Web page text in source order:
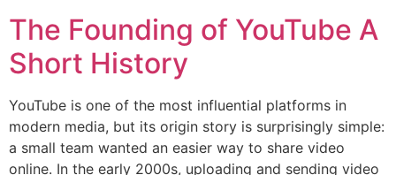
The Founding of YouTube A
Short History
YouTube is one of the most influential platforms in
modern media, but its origin story is surprisingly simple:
a small team wanted an easier way to share video
online. In the early 2000s, uploading and sending video